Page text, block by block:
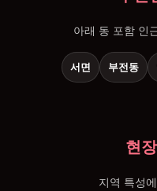
아래 동 포함 인
서면 부전동
현
지역 특성